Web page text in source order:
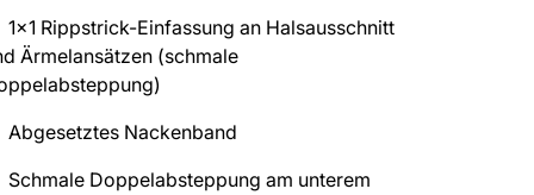
1x1 Rippstrick-Einfassung an Halsausschnitt
Ärmelansätzen (schmale
Abgesetztes Nackenband
Schmale Doppelabsteppung am unterem